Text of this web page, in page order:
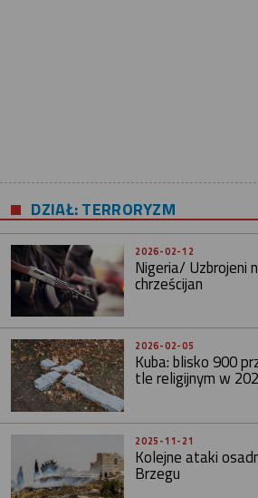
DZIAŁ: TERRORYZM
2026-02-12
Nigeria/ Uzbrojeni
chrześcijan
2026-02-05
Kuba: blisko 900
tle religijnym w
2025-11-21
Kolejne ataki
Brzegu